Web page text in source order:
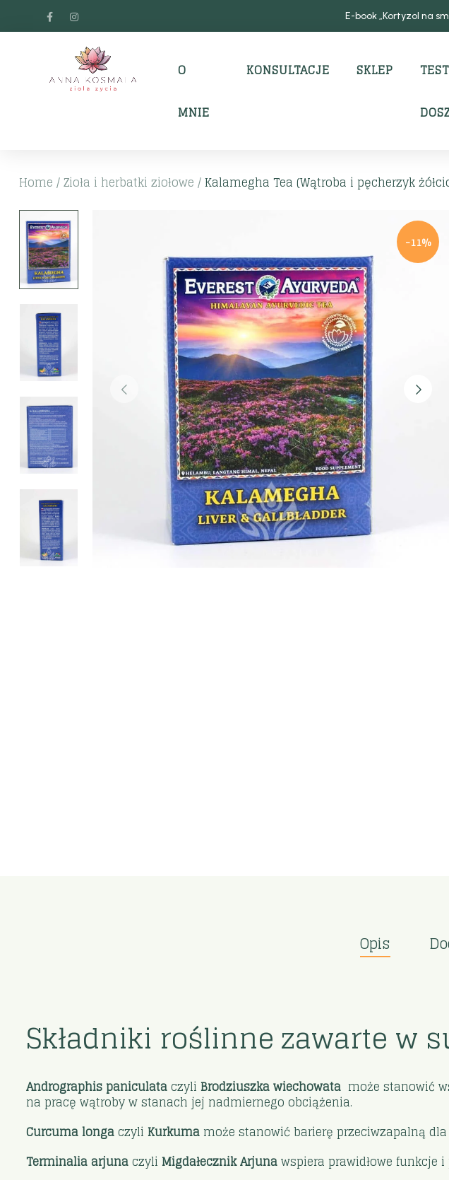
E-book „Kortyzol na
O
MNIE
KONSULTACJE SKLEP TEST
Home /Zioła i herbatki ziołowe / Kalamegha Tea (Wątroba i pęcherzyk
-11%
Opis
Składniki roślinne zawarte w
Andrographis paniculataczyli Brodziuszka wiechowata może stanowić
na pracę wątroby w stanach jej nadmiernego obciążenia.
Curcuma longaczyli Kurkuma może stanowić barierę przeciwzapalną
Terminalia arjunaczyli Migdałecznik Arjunawspiera prawidłowe funkcje